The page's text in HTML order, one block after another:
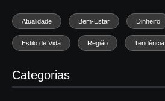
Atualidade Bem-Estar Dinheiro
Estilo de Vida Região Tendência
Categorias